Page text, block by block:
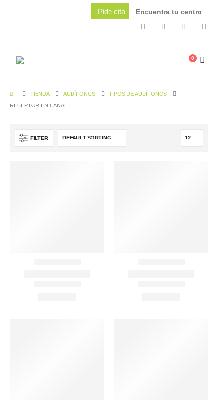
Pide cita Encuentra tu centro
0
TIENDA AUDÍFONOS
TIPOS DE AUDÍFONOS
RECEPTOR EN CANAL
FILTER